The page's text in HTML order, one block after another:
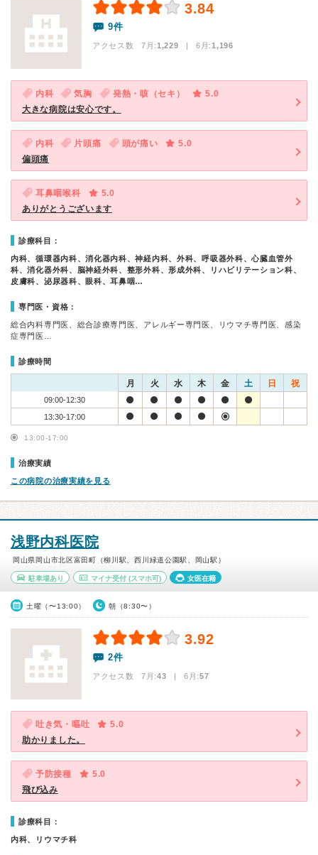
3.84
9件
アクセス数 7月:1,229 | 6月:1,196
内科 気胸 発熱・咳（セキ）
5.0
大きな病院は安心です。
内科 片頭痛 頭が痛い
5.0
偏頭痛
耳鼻咽喉科
5.0
ありがとうございます
診療科目：
内科、循環器内科、消化器内科、神経内科、外科、呼吸器外科、心臓血管外
科、消化器外科、脳神経外科、整形外科、形成外科、リハビリテーション科、
皮膚科、泌尿器科、眼科、耳鼻咽…
専門医・資格：
総合内科専門医、総合診療専門医、アレルギー専門医、リウマチ専門医、感染
症専門医…
診療時間
月 火 水 木 金 土 日 祝
09:00-12:30
13:30-17:00
13:00-17:00
治療実績
この病院の治療実績を見る
浅野内科医院
岡山県岡山市北区富田町（柳川駅、西川緑道公園駅、岡山駅）
駐車場あり マイナ受付(スマホ可) 女医在籍
土曜（〜13:00） 朝（8:30〜）
3.92
2件
アクセス数 7月:43 | 6月:57
吐き気・嘔吐
5.0
助かりました。
予防接種
5.0
飛び込み
診療科目：
内科、リウマチ科